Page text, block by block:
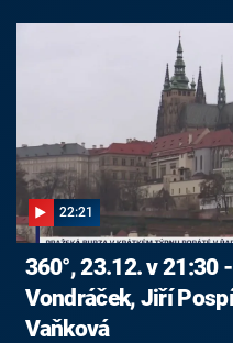
22:21
360°, 23.12. v 21:30
Vondráček, Jiří
Vaňková